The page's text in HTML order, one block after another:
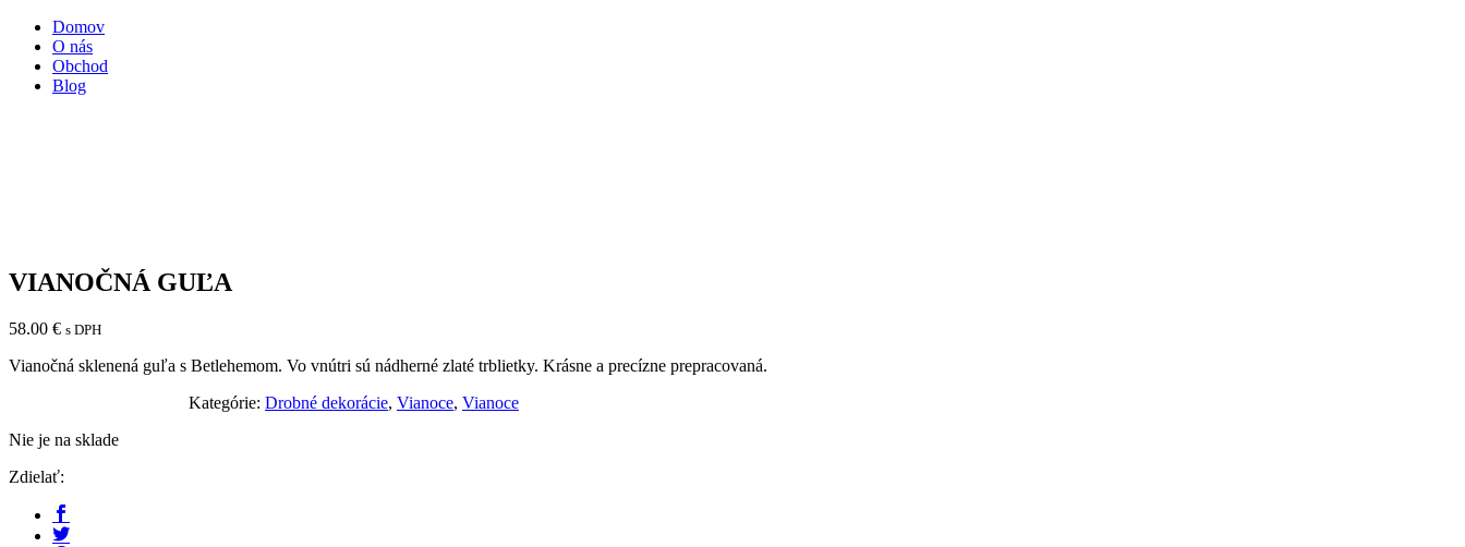
Domov
O nás
Obchod
Blog
VIANOČNÁ GUĽA
58.00 € s DPH
Vianočná sklenená guľa s Betlehemom. Vo vnútri sú nádherné zlaté trblietky. Krásne a precízne prepracovaná.
Kategórie: Drobné dekorácie, Vianoce, Vianoce
Nie je na sklade
Zdielať: